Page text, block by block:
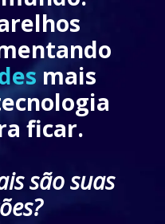
mais
ficar.
são suas